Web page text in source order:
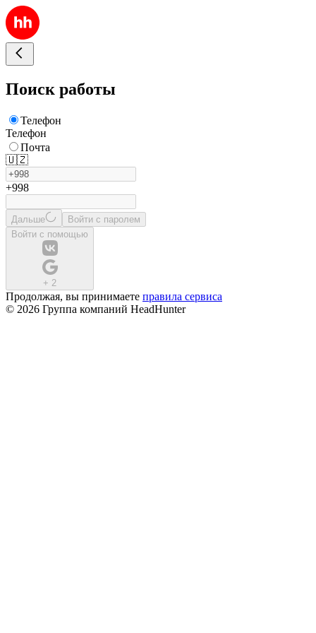
Поиск работы
Телефон
Телефон
Почта
🇺🇿
+998
Дальше
Войти с паролем
Войти с помощью
+ 2
Продолжая, вы принимаете правила сервиса
© 2026 Группа компаний HeadHunter